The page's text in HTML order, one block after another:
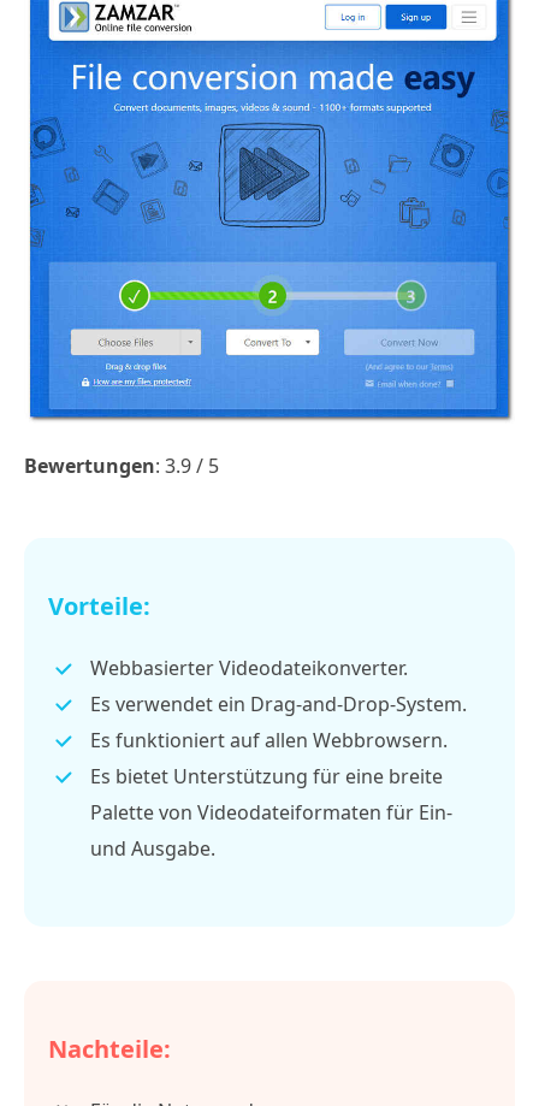
Bewertungen: 3.9 / 5
Vorteile:
Webbasierter Videodateikonverter.
Es verwendet ein Drag-and-Drop-System.
Es funktioniert auf allen Webbrowsern.
Es bietet Unterstützung für eine breite
Palette von Videodateiformaten für Ein-
und Ausgabe.
Nachteile: